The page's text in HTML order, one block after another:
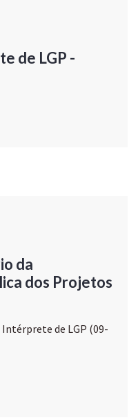
de LGP -
da
dos Projetos
de LGP (09-